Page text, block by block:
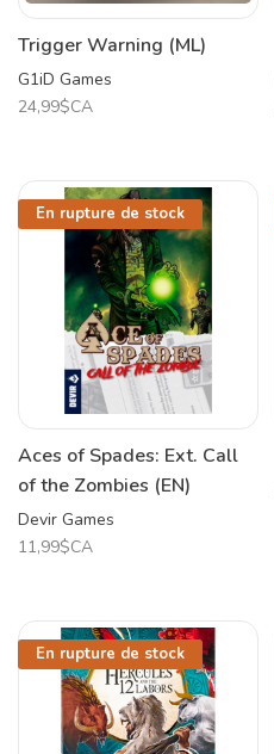
Trigger Warning (ML)
G1iD Games
24,99$CA
En rupture de stock
Aces of Spades: Ext. Call
of the Zombies (EN)
Devir Games
11,99$CA
En rupture de stock